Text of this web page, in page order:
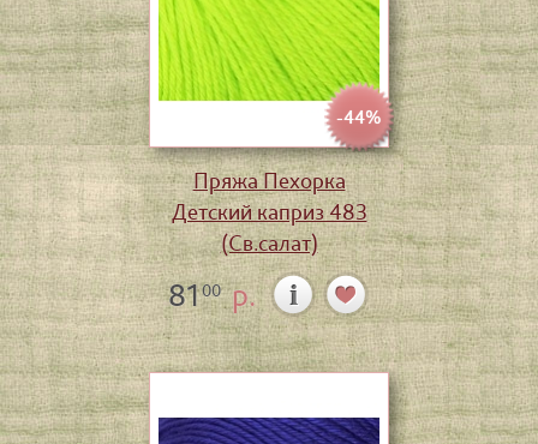
-44%
Пряжа Пехорка
Детский каприз 483
(Св.салат)
8100р.